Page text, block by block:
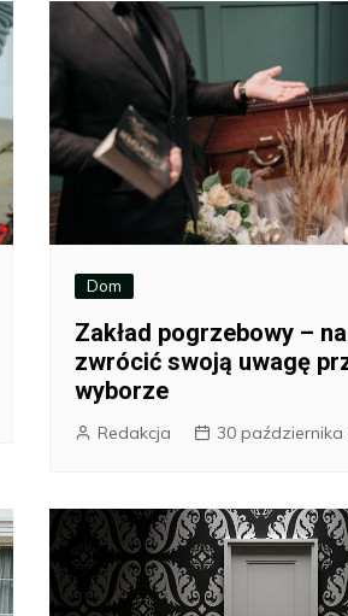
Dom
Zakład pogrzebowy –
zwrócić swoją uwagę
wyborze
Redakcja 30 października